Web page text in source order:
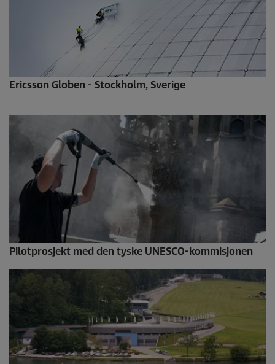
Ericsson Globen - Stockholm, Sverige
Pilotprosjekt med den tyske UNESCO-kommisjonen